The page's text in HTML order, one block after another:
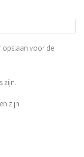
opslaan voor de
zijn.
zijn.